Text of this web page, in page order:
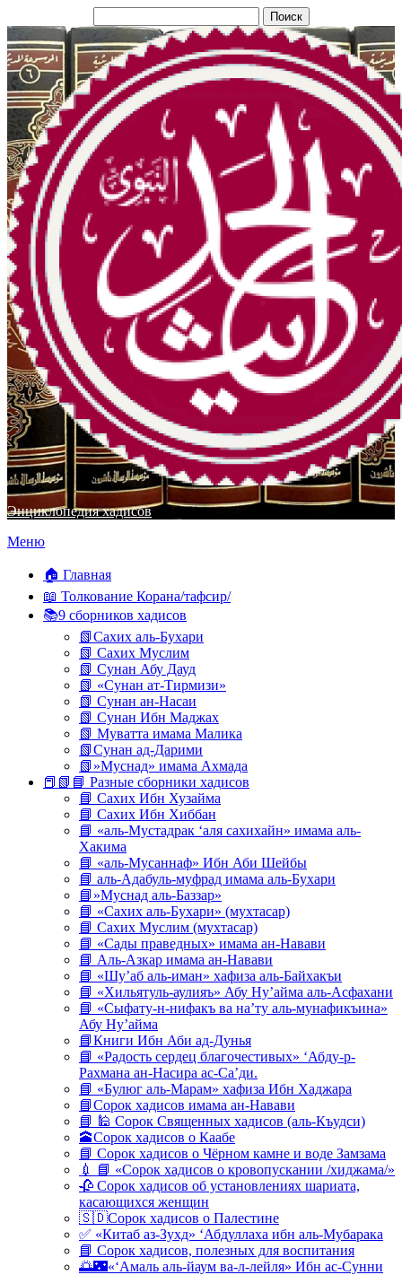
Энциклопедия хадисов
Перейти
содержимому
Меню
🏠 Главная
📖 Толкование Корана/тафсир/
📚9 сборников хадисов
📗Сахих аль-Бухари
📗 Сахих Муслим
📗 Сунан Абу Дауд
📗 «Сунан ат-Тирмизи»
📗 Сунан ан-Насаи
📗 Сунан Ибн Маджах
📗 Муватта имама Малика
📗Сунан ад-Дарими
📗»Муснад» имама Ахмада
📕📗📘 Разные сборники хадисов
📘 Сахих Ибн Хузайма
📘 Сахих Ибн Хиббан
📘 «аль-Мустадрак ‘аля сахихайн» имама аль-
Хакима
📘 «аль-Мусаннаф» Ибн Аби Шейбы
📘 аль-Адабуль-муфрад имама аль-Бухари
📘»Муснад аль-Баззар»
📘 «Сахих аль-Бухари» (мухтасар)
📘 Сахих Муслим (мухтасар)
📘 «Сады праведных» имама ан-Навави
📘 Аль-Азкар имама ан-Навави
📘 «Шу’аб аль-иман» хафиза аль-Байхакъи
📘 «Хильятуль-аулияъ» Абу Ну’айма аль-Асфахани
📘 «Сыфату-н-нифакъ ва на’ту аль-мунафикъина»
Абу Ну’айма
📘Книги Ибн Аби ад-Дунья
📘 «Радость сердец благочестивых» ‘Абду-р-
Рахмана ан-Насира ас-Са’ди.
📘 «Булюг аль-Марам» хафиза Ибн Хаджара
📘Сорок хадисов имама ан-Навави
📘 🕌 Сорок Священных хадисов (аль-Къудси)
🕋Сорок хадисов о Каабе
📘 Сорок хадисов о Чёрном камне и воде Замзама
💉 📘 «Сорок хадисов о кровопускании /хиджама/»
🥀 Сорок хадисов об установлениях шариата,
касающихся женщин
🇸🇩Сорок хадисов о Палестине
✅ «Китаб аз-Зухд» ‘Абдуллаха ибн аль-Мубарака
📘 Сорок хадисов, полезных для воспитания
🌅🌃«‘Амаль аль-йаум ва-л-лейля» Ибн ас-Сунни